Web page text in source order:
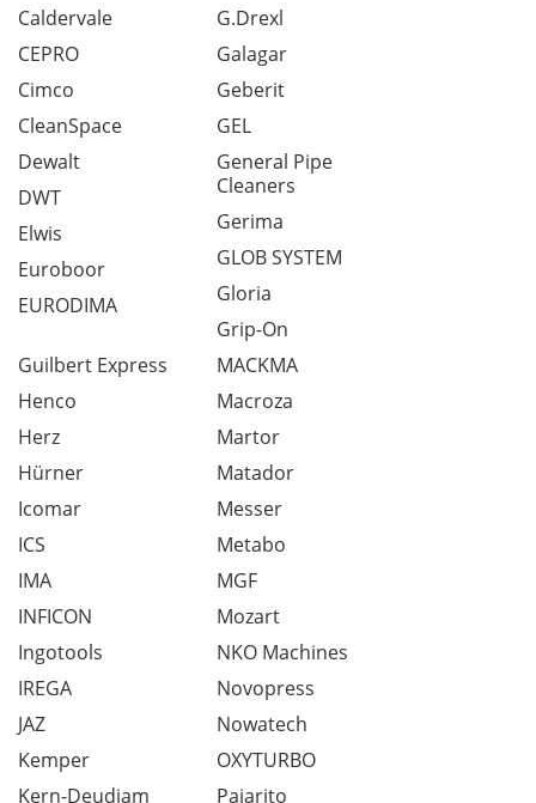
Caldervale
CEPRO
Cimco
CleanSpace
Dewalt
DWT
Elwis
Euroboor
EURODIMA
G.Drexl
Galagar
Geberit
GEL
General Pipe
Cleaners
Gerima
GLOB SYSTEM
Gloria
Grip-On
Guilbert Express
Henco
Herz
Hürner
Icomar
ICS
IMA
INFICON
Ingotools
IREGA
JAZ
Kemper
Kern-Deudiam
MACKMA
Macroza
Martor
Matador
Messer
Metabo
MGF
Mozart
NKO Machines
Novopress
Nowatech
OXYTURBO
Pajarito